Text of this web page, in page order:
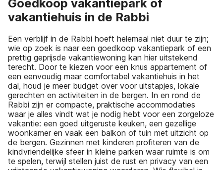
Goedkoop vakantiepark of
vakantiehuis in de Rabbi
Een verblijf in de Rabbi hoeft helemaal niet duur te zijn;
wie op zoek is naar een goedkoop vakantiepark of een
prettig geprijsde vakantiewoning kan hier uitstekend
terecht. Door te kiezen voor een knus appartement of
een eenvoudig maar comfortabel vakantiehuis in het
dal, houd je meer budget over voor uitstapjes, lokale
gerechten en activiteiten in de bergen. In en rond de
Rabbi zijn er compacte, praktische accommodaties
waar je alles vindt wat je nodig hebt voor een zorgeloze
vakantie: een goed uitgeruste keuken, een gezellige
woonkamer en vaak een balkon of tuin met uitzicht op
de bergen. Gezinnen met kinderen profiteren van de
kindvriendelijke sfeer in kleine parken waar ruimte is om
te spelen, terwijl stellen juist de rust en privacy van een